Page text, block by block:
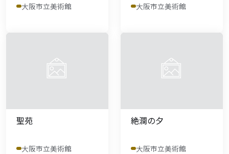
大阪市立美術館 大阪市立美術館
聖苑
大阪市立美術館
絶澗の夕
大阪市立美術館